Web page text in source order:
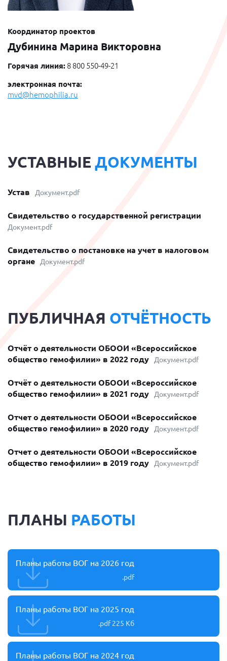
Координатор проектов
Дубинина Марина Викторовна
Горячая линия: 8 800 550-49-21
электронная почта:
mvd@hemophilia.ru
УСТАВНЫЕ ДОКУМЕНТЫ
Устав Документ.pdf
Свидетельство о государственной регистрации
Документ.pdf
Свидетельство о постановке на учет в налоговом
органе
Документ.pdf
ПУБЛИЧНАЯ ОТЧЁТНОСТЬ
Отчёт о деятельности ОБООИ «Всероссийское
общество гемофилии» в 2022 году
Документ.pdf
Отчёт о деятельности ОБООИ «Всероссийское
общество гемофилии» в 2021 году
Документ.pdf
Отчет о деятельности ОБООИ «Всероссийское
общество гемофилии» в 2020 году
Документ.pdf
Отчет о деятельности ОБООИ «Всероссийское
общество гемофилии» в 2019 году
Документ.pdf
ПЛАНЫ РАБОТЫ
Планы работы ВОГ на 2026 год
.pdf
Планы работы ВОГ на 2025 год
.pdf 225 Кб
Планы работы ВОГ на 2024 год